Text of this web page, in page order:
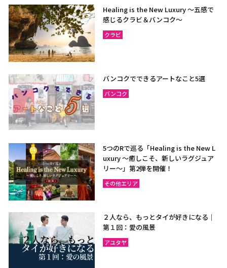
Healing is the New Luxury ～五感で
感じるクラビ＆バンコク～
クラビ
バンコクでできるアートなこと5選
バンコク
5つのRで巡る「Healing is the New L
uxury ～癒しこそ、新しいラグジュア
リー〜」第2弾を開催！
その他エリア
２人なら、もっとタイが好きになる｜
第１回：愛の風景
アユタヤ